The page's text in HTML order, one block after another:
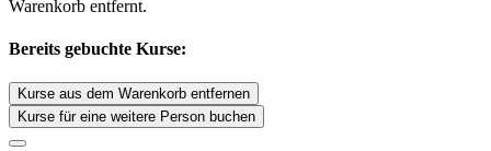
Warenkorb entfernt.
Bereits gebuchte Kurse:
Kurse aus dem Warenkorb entfernen
Kurse für eine weitere Person buchen